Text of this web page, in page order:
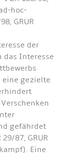
hoc-
GRUR
der
das Interesse
eine gezielte
gefährdet
87, GRUR
Eine